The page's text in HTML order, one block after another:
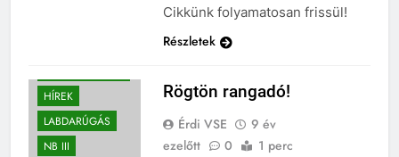
Cikkünk folyamatosan frissül!
Részletek
HÍREK
LABDARÚGÁS
NB III
Rögtön rangadó!
Érdi VSE
9 év
ezelőtt
0 1 perc